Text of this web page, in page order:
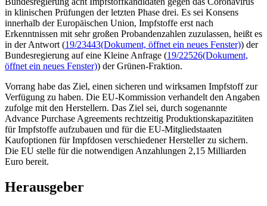
in klinischen Prüfungen der letzten Phase drei. Es sei Konsens
innerhalb der Europäischen Union, Impfstoffe erst nach
Erkenntnissen mit sehr großen Probandenzahlen zuzulassen, heißt es
in der Antwort (19/23443(Dokument, öffnet ein neues Fenster)) der
Bundesregierung auf eine Kleine Anfrage (19/22526(Dokument,
öffnet ein neues Fenster)) der Grünen-Fraktion.
Vorrang habe das Ziel, einen sicheren und wirksamen Impfstoff zur
Verfügung zu haben. Die EU-Kommission verhandelt den Angaben
zufolge mit den Herstellern. Das Ziel sei, durch sogenannte
Advance Purchase Agreements rechtzeitig Produktionskapazitäten
für Impfstoffe aufzubauen und für die EU-Mitgliedstaaten
Kaufoptionen für Impfdosen verschiedener Hersteller zu sichern.
Die EU stelle für die notwendigen Anzahlungen 2,15 Milliarden
Euro bereit.
Herausgeber